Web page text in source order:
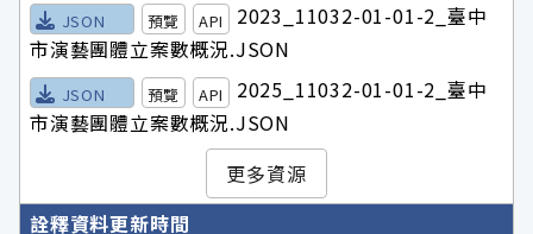
JSON 預覽 API
2023_11032-01-01-2_臺中
市演藝團體立案數概況.JSON
JSON 預覽 API
2025_11032-01-01-2_臺中
市演藝團體立案數概況.JSON
更多資源
詮釋資料更新時間